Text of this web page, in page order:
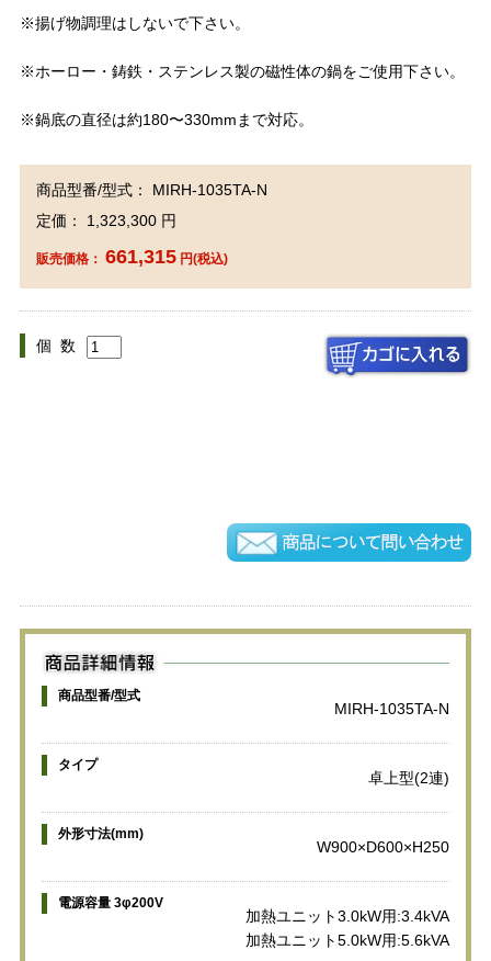
※揚げ物調理はしないで下さい。
※ホーロー・鋳鉄・ステンレス製の磁性体の鍋をご使用下さい。
※鍋底の直径は約180〜330mmまで対応。
商品型番/型式： MIRH-1035TA-N
定価： 1,323,300 円
販売価格： 661,315円(税込)
個 数
商品型番/型式
MIRH-1035TA-N
タイプ
卓上型(2連)
外形寸法(mm)
W900×D600×H250
電源容量 3φ200V
加熱ユニット3.0kW用:3.4kVA
加熱ユニット5.0kW用:5.6kVA